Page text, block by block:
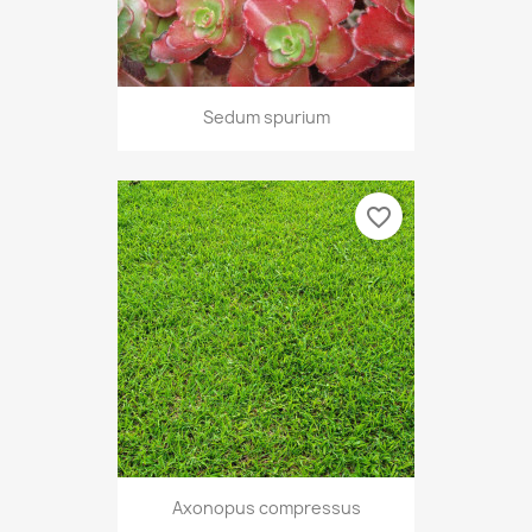
Sedum spurium
Axonopus compressus
favorite_border